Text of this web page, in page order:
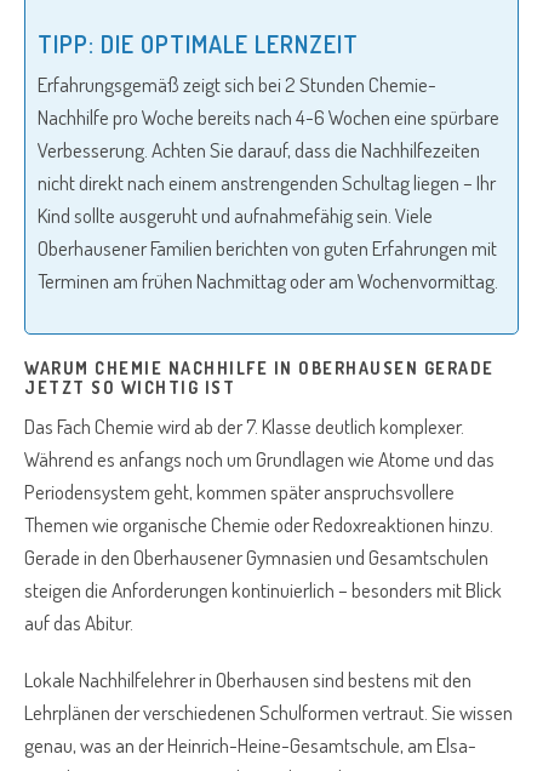
TIPP: DIE OPTIMALE LERNZEIT
Erfahrungsgemäß zeigt sich bei 2 Stunden Chemie-
Nachhilfe pro Woche bereits nach 4-6 Wochen eine spürbare
Verbesserung. Achten Sie darauf, dass die Nachhilfezeiten
nicht direkt nach einem anstrengenden Schultag liegen – Ihr
Kind sollte ausgeruht und aufnahmefähig sein. Viele
Oberhausener Familien berichten von guten Erfahrungen mit
Terminen am frühen Nachmittag oder am Wochenvormitta​g.
WARUM CHEMIE NACHHILFE IN OBERHAUSEN GERADE
JETZT SO WICHTIG IST
Das Fach Chemie wird ab der 7. Klasse deutlich komplexer.
Während es anfangs noch um Grundlagen wie Atome und das
Periodensystem geht, kommen später anspruchsvollere
Themen wie organische Chemie oder Redoxreaktionen hinzu.
Gerade in den Oberhausener Gymnasien und Gesamtschulen
steigen die Anforderungen kontinuierlich – besonders mit Blick
auf das Abitur.
Lokale Nachhilfelehrer in Oberhausen sind bestens mit den
Lehrplänen der verschiedenen Schulformen vertraut. Sie wissen
genau, was an der Heinrich-Heine-Gesamtschule, am Elsa-